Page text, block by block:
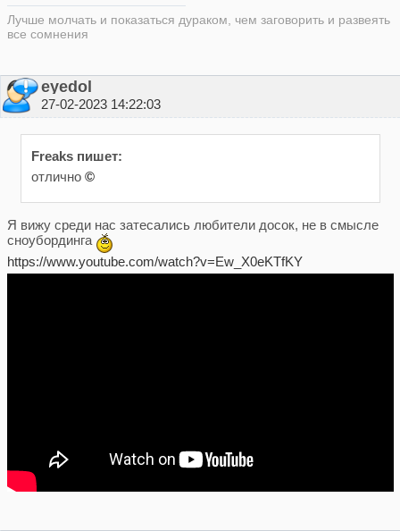
Лучше молчать и показаться дураком, чем заговорить и развеять
все сомнения
eyedol
27-02-2023 14:22:03
Freaks пишет:
отлично ©
Я вижу среди нас затесались любители досок, не в смысле
сноубординга
https://www.youtube.com/watch?v=Ew_X0eKTfKY